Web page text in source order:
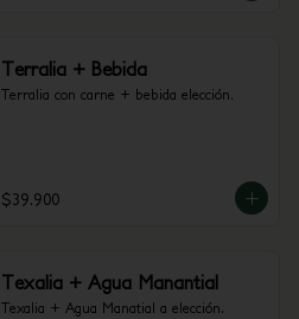
Terralia + Bebida
Terralia con carne + bebida elección.
$39.900
Texalia + Agua Manantial
Texalia + Agua Manatial a elección.